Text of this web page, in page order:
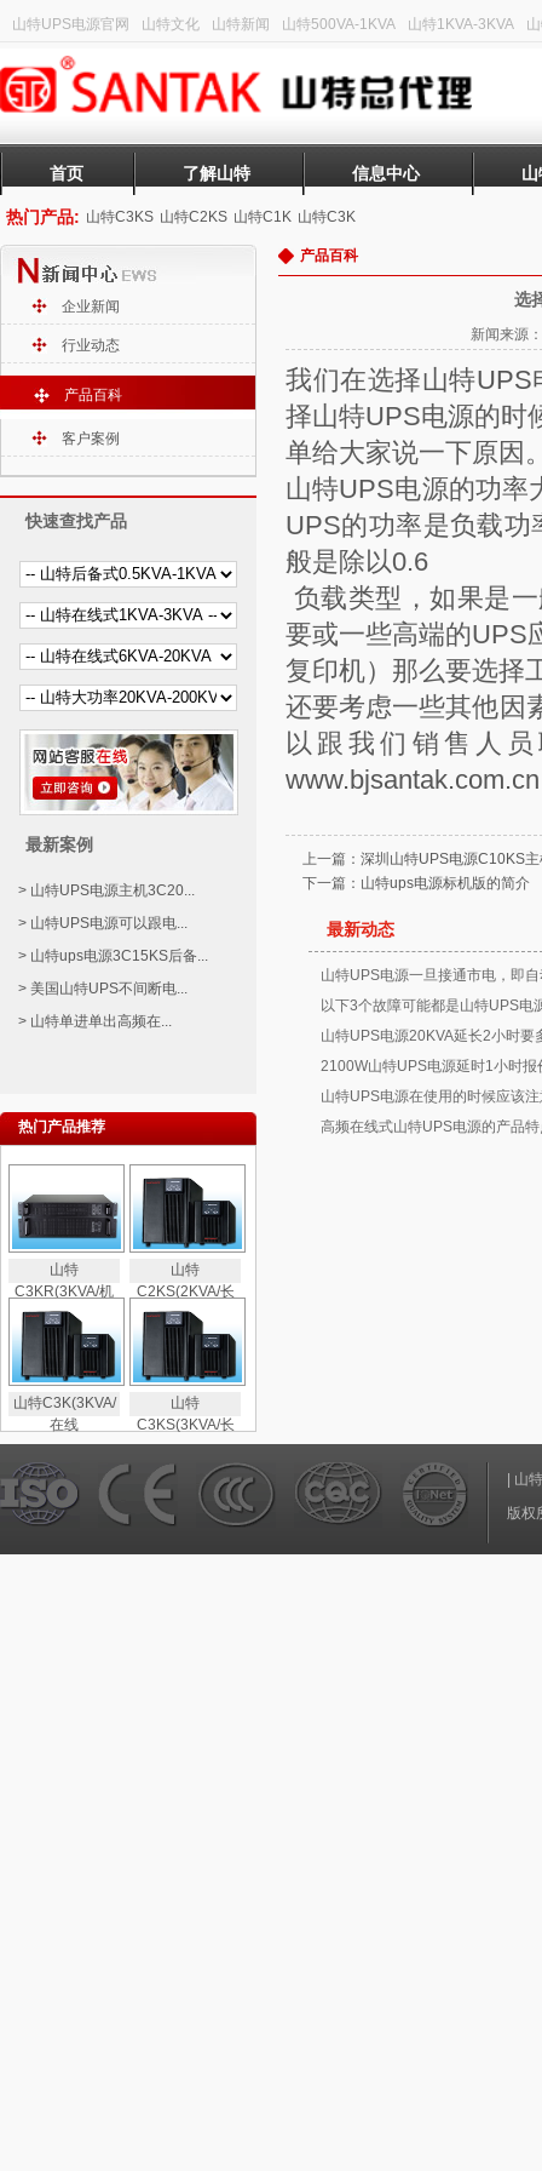
山特UPS电源官网 山特文化 山特新闻 山特500VA-1KVA 山特1KVA-3KVA
首页 了解山特 信息中心
热门产品: 山特C3KS 山特C2KS 山特C1K 山特C3K
企业新闻
行业动态
产品百科
客户案例
快速查找产品
最新案例
> 山特UPS电源主机3C20...
> 山特UPS电源可以跟电...
> 山特ups电源3C15KS后备...
> 美国山特UPS不间断电...
> 山特单进单出高频在...
热门产品推荐
山特
C3KR(3KVA/机
山特
C2KS(2KVA/长
山特C3K(3KVA/
在线
山特
C3KS(3KVA/长
产品百科
选
新闻来源
我们在选择山特UPS
择山特UPS电源的时
单给大家说一下原因
山特UPS电源的功率
UPS的功率是负载
般是除以0.6
负载类型，如果是
要或一些高端的UPS
复印机）那么要选择
还要考虑一些其他因
以跟我们销售人
www.bjsantak.com.cn
上一篇： 深圳山特UPS电源C10KS
下一篇： 山特ups电源标机版的简介
最新动态
山特UPS电源一旦接通市电，即
以下3个故障可能都是山特UPS电
山特UPS电源20KVA延长2小时要
2100W山特UPS电源延时1小时报
山特UPS电源在使用的时候应该
高频在线式山特UPS电源的产品
山
版权